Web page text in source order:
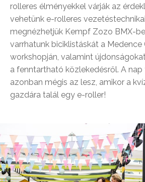
rolleres élményekkel várják az
vehetünk e-rolleres
megnézhetjük Kempf Zozo BMX-
varrhatunk biciklistáskát a Medence
workshopján, valamint
a fenntartható közlekedésről. A
azonban mégis az lesz, amikor a
gazdára talál egy e-roller!